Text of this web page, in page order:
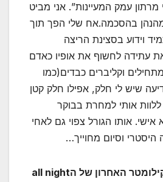
עמק המעיינות”. אני מביט
בהסכמה.אח שלי הפך תוך
וידוע בסצינת הריצה
עתידה לחשוף את אופיו כאדם
וקליברים כבדים(כמו
שיש לי חלק, אפילו חלק קטן
אותי למחרת בבוקר
אישי. אותו הגורל צפוי גם לאחי
וסיום מחוייך…
all night